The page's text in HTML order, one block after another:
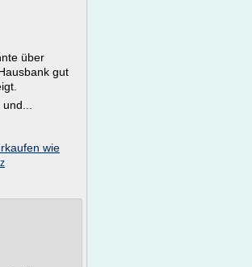
über
gut
wie